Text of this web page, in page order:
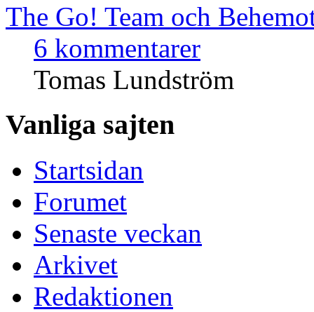
The Go! Team och
6 kommentarer
Tomas Lundström
Vanliga sajten
Startsidan
Forumet
Senaste veckan
Arkivet
Redaktionen